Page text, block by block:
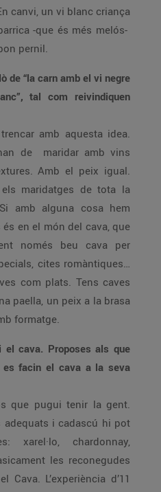
canvi, un vi blanc criança
-que és més melós-
pernil.
de “la carn amb el vi negre
tal com reivindiquen
amb aquesta idea.
de maridar amb vins
Amb el peix igual.
maridatges de tota la
amb alguna cosa hem
és en el món del cava, que
només beu cava per
cites romàntiques…
com plats. Tens caves
paella, un peix a la brasa
formatge.
cava. Proposes als que
facin el cava a la seva
que pugui tenir la gent.
adequats i cadascú hi pot
xarel·lo, chardonnay,
les reconegudes
L’experiència d’11